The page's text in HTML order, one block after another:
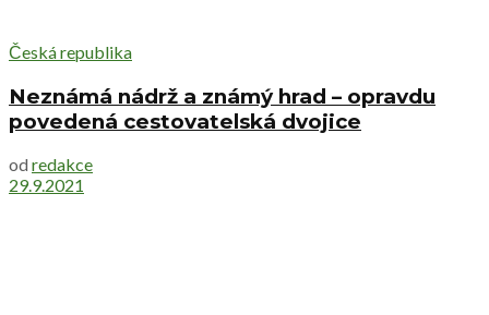
Česká republika
Neznámá nádrž a známý hrad – opravdu
povedená cestovatelská dvojice
od redakce
29.9.2021